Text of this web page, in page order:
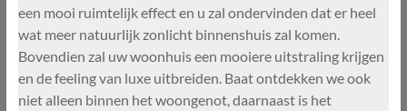
een mooi ruimtelijk effect en u zal ondervinden dat er heel
wat meer natuurlijk zonlicht binnenshuis zal komen.
Bovendien zal uw woonhuis een mooiere uitstraling krijgen
en de feeling van luxe uitbreiden. Baat ontdekken we ook
niet alleen binnen het woongenot, daarnaast is het